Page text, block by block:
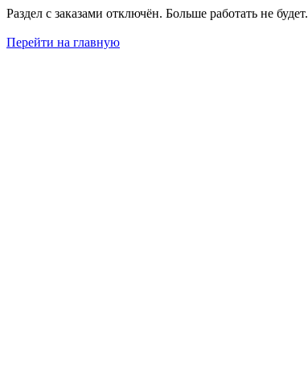
Раздел с заказами отключён. Больше работать не будет.
Перейти на главную